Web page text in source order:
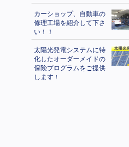
カーショップ、自動車の
修理工場を紹介して下さ
い！！
太陽光発電システムに特
化したオーダーメイドの
保険プログラムをご提供
します！